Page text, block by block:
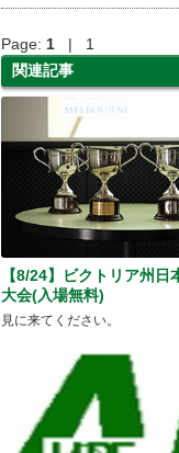
Page: 1 | 1
関連記事
【8/24】ビクトリア州日
大会(入場無料)
見に来てください。